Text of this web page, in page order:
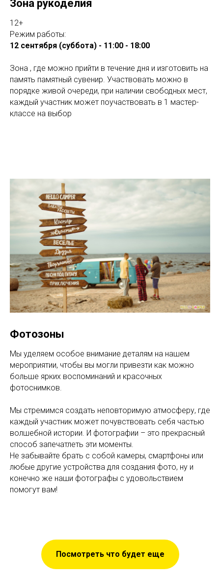
Зона рукоделия
12+
Режим работы:
12 сентября (суббота) - 11:00 - 18:00
Зона , где можно прийти в течение дня и изготовить на
память памятный сувенир. Участвовать можно в
порядке живой очереди, при наличии свободных мест,
каждый участник может поучаствовать в 1 мастер-
классе на выбор
Фотозоны
Мы уделяем особое внимание деталям на нашем
мероприятии, чтобы вы могли привезти как можно
больше ярких воспоминаний и красочных
фотоснимков.
Мы стремимся создать неповторимую атмосферу, где
каждый участник может почувствовать себя частью
волшебной истории. И фотографии – это прекрасный
способ запечатлеть эти моменты.
Не забывайте брать с собой камеры, смартфоны или
любые другие устройства для создания фото, ну и
конечно же наши фотографы с удовольствием
помогут вам!
Посмотреть что будет еще